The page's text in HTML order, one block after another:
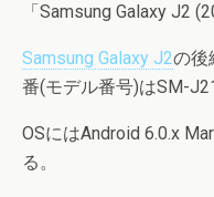
「Samsung Galaxy J2
Samsung Galaxy J2の後
番(モデル番号)はSM-
OSにはAndroid 6.0.x
る。